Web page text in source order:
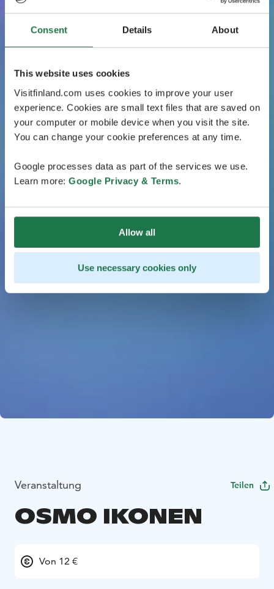
Consent Details About
This website uses cookies
Visitfinland.com uses cookies to improve your user
experience. Cookies are small text files that are saved on
your computer or mobile device when you visit the site.
You can change your cookie preferences at any time.
Google processes data as part of the services we use.
Learn more: Google Privacy & Terms.
Allow all
Use necessary cookies only
Veranstaltung Teilen
OSMO IKONEN
Von 12 €